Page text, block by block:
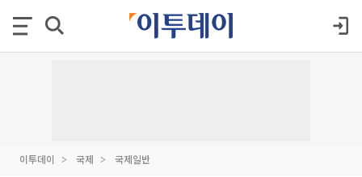
이투데이 국제 국제일반